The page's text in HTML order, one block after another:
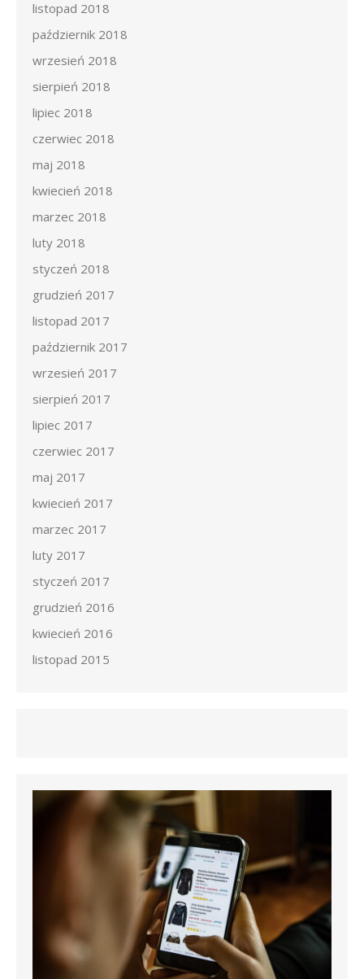
listopad 2018
październik 2018
wrzesień 2018
sierpień 2018
lipiec 2018
czerwiec 2018
maj 2018
kwiecień 2018
marzec 2018
luty 2018
styczeń 2018
grudzień 2017
listopad 2017
październik 2017
wrzesień 2017
sierpień 2017
lipiec 2017
czerwiec 2017
maj 2017
kwiecień 2017
marzec 2017
luty 2017
styczeń 2017
grudzień 2016
kwiecień 2016
listopad 2015